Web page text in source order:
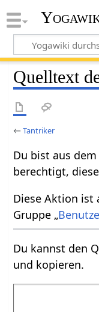
Quelltext
←Tantriker
Du bist aus
berechtigt,
Diese Aktion ist
Gruppe „
Du kannst den
und kopieren.